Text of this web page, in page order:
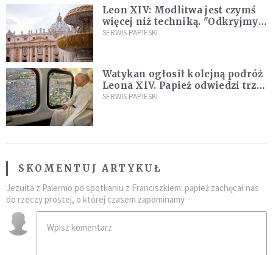
Leon XIV: Modlitwa jest czymś
więcej niż techniką. "Odkryjmy
ją na nowo"
SERWIS PAPIESKI
Watykan ogłosił kolejną podróż
Leona XIV. Papież odwiedzi trzy
kraje Ameryki Południowej
SERWIS PAPIESKI
SKOMENTUJ ARTYKUŁ
Jezuita z Palermo po spotkaniu z Franciszkiem: papież zachęcał nas
do rzeczy prostej, o której czasem zapominamy